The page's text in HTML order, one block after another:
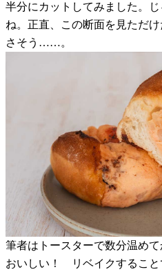
半分にカットしてみました。
ね。正直、この断面を見ただ
さそう……。
筆者はトースターで数分温め
おいしい！ リベイクすること